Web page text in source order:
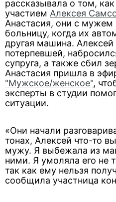
рассказывала о том,
участием Алексея
Анастасия, они с мужем
больницу, когда их
другая машина.
потерпевшей,
супруга, а также сбил
Анастасия пришла в
"Мужское/женское",
эксперты в студии
ситуации.
«Они начали
тонах, Алексей что-то
мужу. Я выбежала из
ними. Я умоляла его не
так как ему нельзя
сообщила участница